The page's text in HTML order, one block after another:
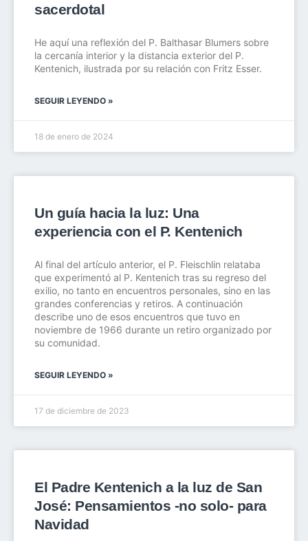
sacerdotal
He aquí una reflexión del P. Balthasar Blumers sobre
la cercanía interior y la distancia exterior del P.
Kentenich, ilustrada por su relación con Fritz Esser.
SEGUIR LEYENDO »
18 de enero de 2024
Un guía hacia la luz: Una
experiencia con el P. Kentenich
Al final del artículo anterior, el P. Fleischlin relataba
que experimentó al P. Kentenich tras su regreso del
exilio, no tanto en encuentros personales, sino en las
grandes conferencias y retiros. A continuación
describe uno de esos encuentros que tuvo en
noviembre de 1966 durante un retiro organizado por
su comunidad.
SEGUIR LEYENDO »
17 de diciembre de 2023
El Padre Kentenich a la luz de San
José: Pensamientos -no solo- para
Navidad